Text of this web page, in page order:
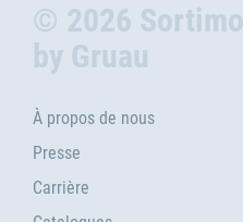
© 2026 Sortimo
by Gruau
À propos de nous
Presse
Carrière